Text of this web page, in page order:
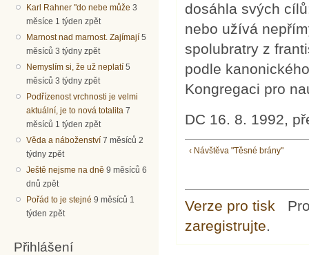
Karl Rahner "do nebe může 3
měsíce 1 týden zpět
Marnost nad marnost. Zajímají 5
měsíců 3 týdny zpět
Nemyslím si, že už neplatí 5
měsíců 3 týdny zpět
Podřízenost vrchnosti je velmi
aktuální, je to nová totalita 7
měsíců 1 týden zpět
Věda a náboženství 7 měsíců 2
týdny zpět
Ještě nejsme na dně 9 měsíců 6
dnů zpět
Pořád to je stejné 9 měsíců 1
týden zpět
Přihlášení
dosáhla svých
nebo užívá
spolubratry z
podle
Kongregaci pro
DC 16. 8. 1992,
‹ Návštěva "Těsné brány"
Verze pro tisk
zaregistrujte.